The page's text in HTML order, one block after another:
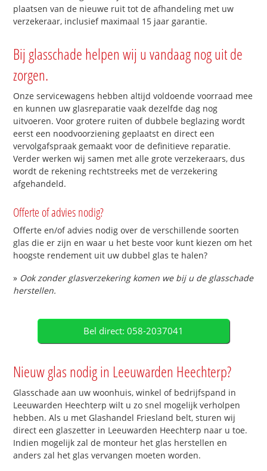
plaatsen van de nieuwe ruit tot de afhandeling met uw
verzekeraar, inclusief maximaal 15 jaar garantie.
Bij glasschade helpen wij u vandaag nog uit de
zorgen.
Onze servicewagens hebben altijd voldoende voorraad mee
en kunnen uw glasreparatie vaak dezelfde dag nog
uitvoeren. Voor grotere ruiten of dubbele beglazing wordt
eerst een noodvoorziening geplaatst en direct een
vervolgafspraak gemaakt voor de definitieve reparatie.
Verder werken wij samen met alle grote verzekeraars, dus
wordt de rekening rechtstreeks met de verzekering
afgehandeld.
Offerte of advies nodig?
Offerte en/of advies nodig over de verschillende soorten
glas die er zijn en waar u het beste voor kunt kiezen om het
hoogste rendement uit uw dubbel glas te halen?
» Ook zonder glasverzekering komen we bij u de glasschade
herstellen.
Bel direct: 058-2037041
Nieuw glas nodig in Leeuwarden Heechterp?
Glasschade aan uw woonhuis, winkel of bedrijfspand in
Leeuwarden Heechterp wilt u zo snel mogelijk verholpen
hebben. Als u met Glashandel Friesland belt, sturen wij
direct een glaszetter in Leeuwarden Heechterp naar u toe.
Indien mogelijk zal de monteur het glas herstellen en
anders zal het glas vervangen moeten worden.